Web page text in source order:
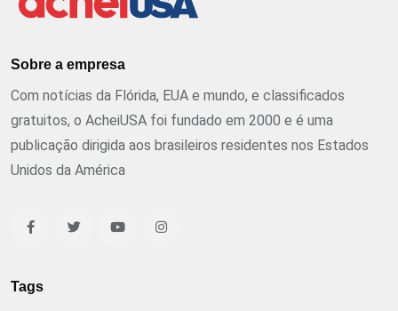
Sobre a empresa
Com notícias da Flórida, EUA e mundo, e classificados
gratuitos, o AcheiUSA foi fundado em 2000 e é uma
publicação dirigida aos brasileiros residentes nos Estados
Unidos da América
Tags